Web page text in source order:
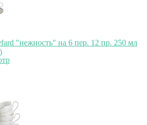
"нежность" на 6 пер. 12 пр. 250 мл